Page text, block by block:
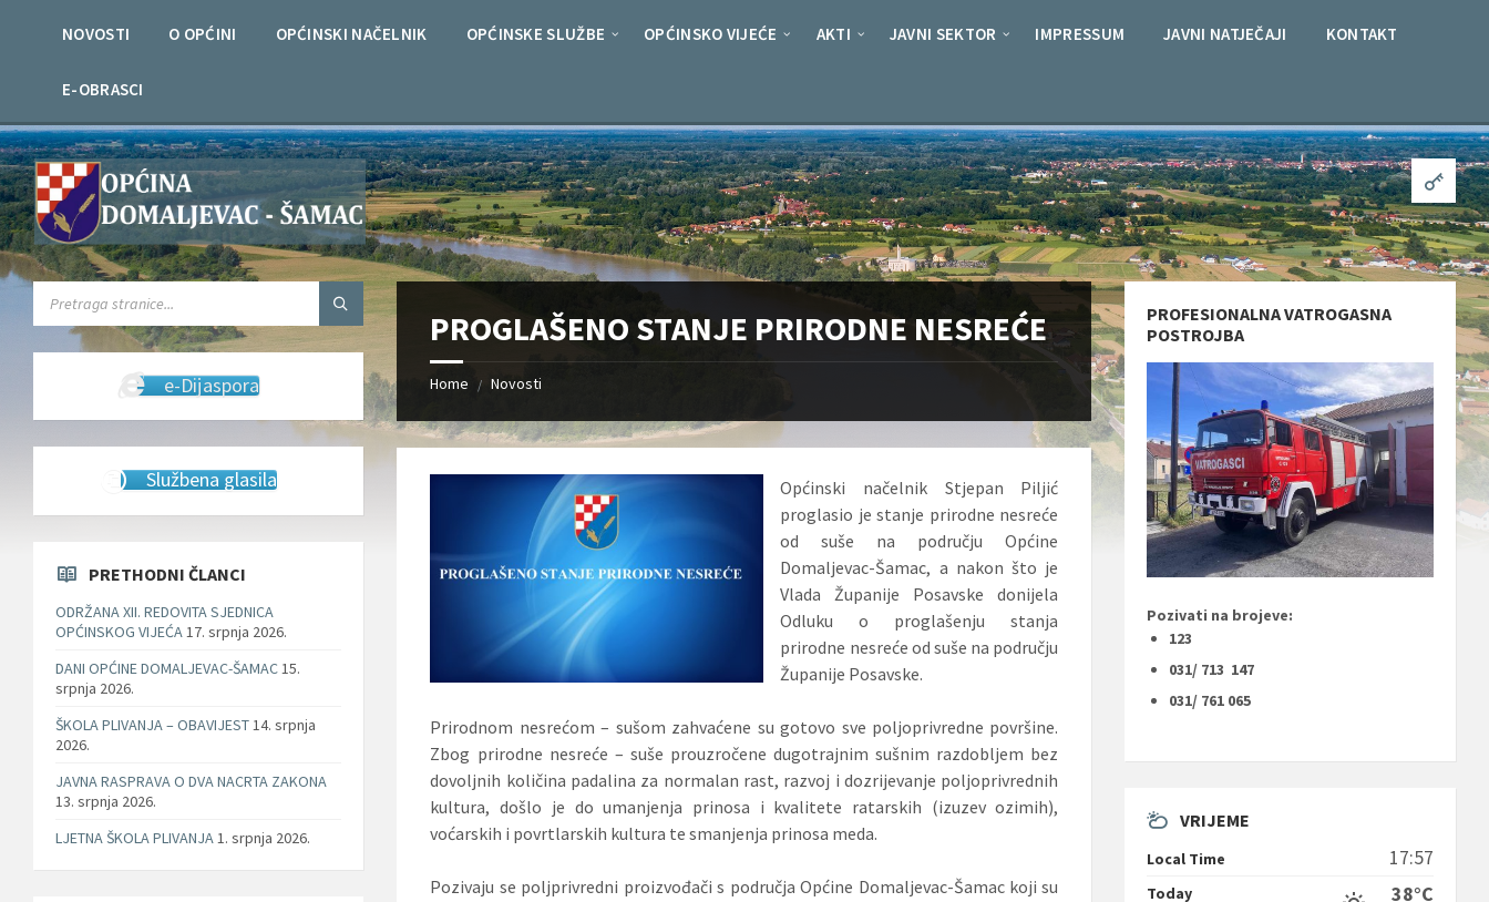
NOVOSTI O OPĆINI OPĆINSKI NAČELNIK OPĆINSKE SLUŽBE OPĆINSKO VIJEĆE AKTI JAVNI SEKTOR IMPRESSUM JAVNI NATJEČAJI KONTAKT
E-OBRASCI
PROGLAŠENO STANJE PRIRODNE NESREĆE
Home / Novosti
Općinski načelnik Stjepan Piljić
proglasio je stanje prirodne nesreće
od suše na području Općine
Domaljevac-Šamac, a nakon što je
Vlada Županije Posavske donijela
Odluku o proglašenju stanja
prirodne nesreće od suše na području
Županije Posavske.
Prirodnom nesrećom – sušom zahvaćene su gotovo sve poljoprivredne površine.
Zbog prirodne nesreće – suše prouzročene dugotrajnim sušnim razdobljem bez
dovoljnih količina padalina za normalan rast, razvoj i dozrijevanje poljoprivrednih
kultura, došlo je do umanjenja prinosa i kvalitete ratarskih (izuzev ozimih),
voćarskih i povrtlarskih kultura te smanjenja prinosa meda.
Pozivaju se poljprivredni proizvođači s područja Općine Domaljevac-Šamac koji su
SEARCH:
e-Dijaspora
Službena glasila
PRETHODNI ČLANCI
ODRŽANA XII. REDOVITA SJEDNICA
OPĆINSKOG VIJEĆA17. srpnja 2026.
DANI OPĆINE DOMALJEVAC-ŠAMAC15.
srpnja 2026.
ŠKOLA PLIVANJA – OBAVIJEST14. srpnja
2026.
JAVNA RASPRAVA O DVA NACRTA ZAKONA
13. srpnja 2026.
LJETNA ŠKOLA PLIVANJA1. srpnja 2026.
PROFESIONALNA VATROGASNA
POSTROJBA
Pozivati na brojeve:
123
031/ 713 147
031/ 761 065
VRIJEME
Local Time 17:57
Today 38°C